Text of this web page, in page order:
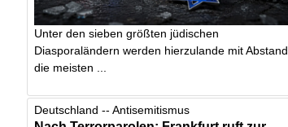
Unter den sieben größten jüdischen
Diasporaländern werden hierzulande mit Abstand
die meisten ...
Deutschland -- Antisemitismus